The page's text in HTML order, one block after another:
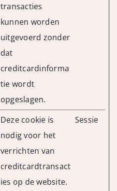
transacties
kunnen worden
uitgevoerd zonder
dat
creditcardinforma
tie wordt
opgeslagen.
Deze cookie is
nodig voor het
verrichten van
creditcardtransact
ies op de website.
Sessie